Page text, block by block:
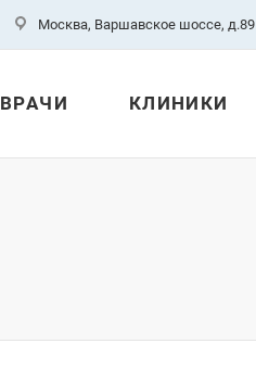
Москва, Варшавское шоссе, д.89
ВРАЧИ КЛИНИКИ